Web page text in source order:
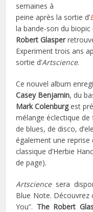
semaines à
peine après la sortie d’
la bande-son du biopic
Robert Glasper
Experiment trois ans
sortie d’Artscience.
Ce nouvel album
Casey Benjamin, du
Mark Colenburgest
mélange éclectique
de blues, de disco,
également une reprise
classique d’Herbie
de page).
Artsciencesera
Blue Note. Découvrez
You”. The Robert